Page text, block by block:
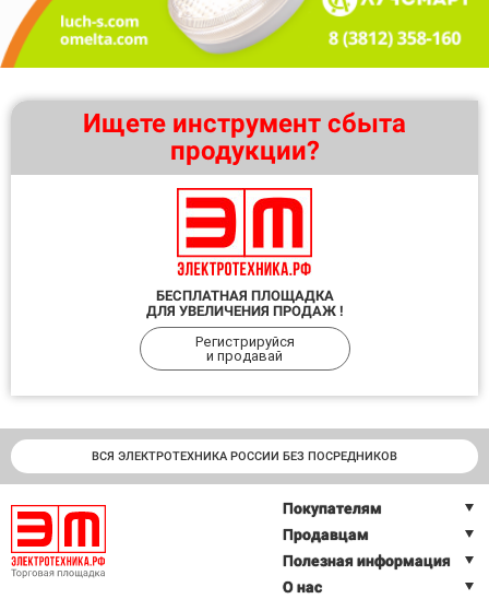
Ищете инструмент сбыта
продукции?
БЕСПЛАТНАЯ ПЛОЩАДКА
ДЛЯ УВЕЛИЧЕНИЯ ПРОДАЖ !
Регистрируйся
и продавай
ВСЯ ЭЛЕКТРОТЕХНИКА РОССИИ БЕЗ ПОСРЕДНИКОВ
Покупателям
Продавцам
Полезная информация
О нас